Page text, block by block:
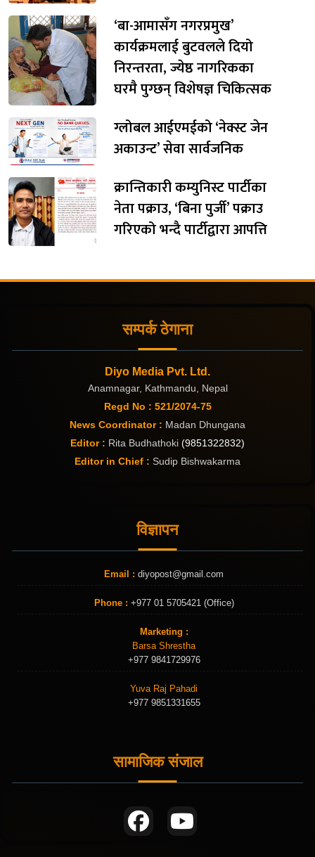
‘बा-आमासँग नगरप्रमुख’
कार्यक्रमलाई बुटवलले दियो
निरन्तरता, ज्येष्ठ नागरिकका
घरमै पुग्छन् विशेषज्ञ चिकित्सक
ग्लोबल आईएमईको ‘नेक्स्ट जेन
अकाउन्ट’ सेवा सार्वजनिक
क्रान्तिकारी कम्युनिस्ट पार्टीका
नेता पक्राउ, ‘बिना पुर्जी’ पक्राउ
गरिएको भन्दै पार्टीद्वारा आपत्ति
सम्पर्क ठेगाना
Diyo Media Pvt. Ltd.
Anamnagar, Kathmandu, Nepal
Regd No : 521/2074-75
News Coordinator : Madan Dhungana
Editor : Rita Budhathoki (9851322832)
Editor in Chief : Sudip Bishwakarma
विज्ञापन
Email : diyopost@gmail.com
Phone : +977 01 5705421 (Office)
Marketing :
Barsa Shrestha
+977 9841729976
Yuva Raj Pahadi
+977 9851331655
सामाजिक संजाल